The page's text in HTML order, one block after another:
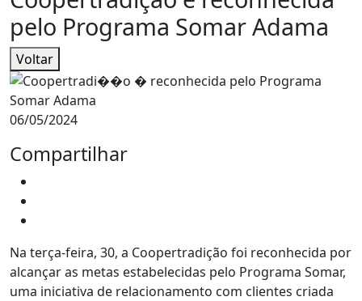
pelo Programa Somar Adama
Voltar
06/05/2024
Compartilhar
Na terça-feira, 30, a Coopertradição foi reconhecida por
alcançar as metas estabelecidas pelo Programa Somar,
uma iniciativa de relacionamento com clientes criada